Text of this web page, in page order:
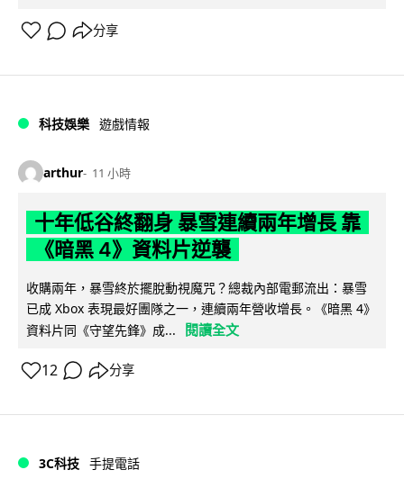
分享
科技娛樂 遊戲情報
arthur 11 小時
十年低谷終翻身 暴雪連續兩年增長 靠
《暗黑 4》資料片逆襲
收購兩年，暴雪終於擺脫動視魔咒？總裁內部電郵流出：暴雪
已成 Xbox 表現最好團隊之一，連續兩年營收增長。《暗黑 4》
資料片同《守望先鋒》成...
閱讀全文
12 分享
3C科技 手提電話